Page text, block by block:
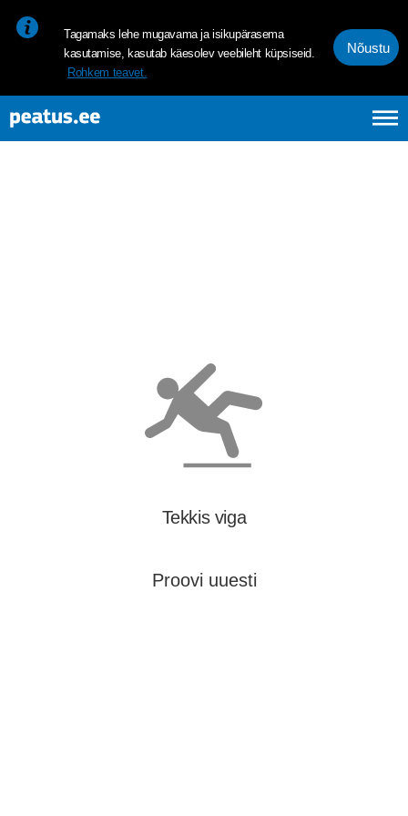
Tagamaks lehe mugavama ja isikupärasema
kasutamise, kasutab käesolev veebileht küpsiseid.
Rohkem teavet.
Nõustu
Tekkis viga
Proovi uuesti